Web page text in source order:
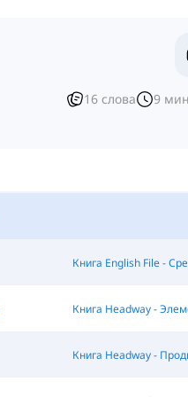
16 слова 9 мин
Книга English File -
Книга Headway -
Книга Headway -